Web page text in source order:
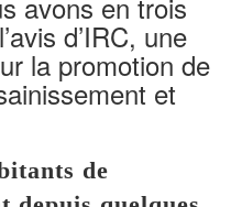
d’IRC, une
la promotion de
et
de